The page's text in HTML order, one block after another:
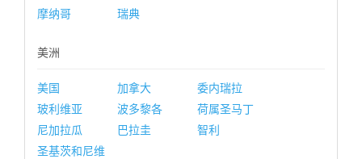
摩纳哥
瑞典
美洲
美国 加拿大
委内瑞拉
玻利维亚
波多黎各
荷属圣马丁
尼加拉瓜
巴拉圭
智利
圣基茨和尼维